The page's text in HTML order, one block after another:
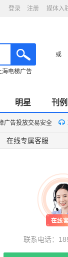
登录 注册 媒体入
或
海电梯广告
明星 刊例
广告投放交易安全
在线专属客服
联系电话：